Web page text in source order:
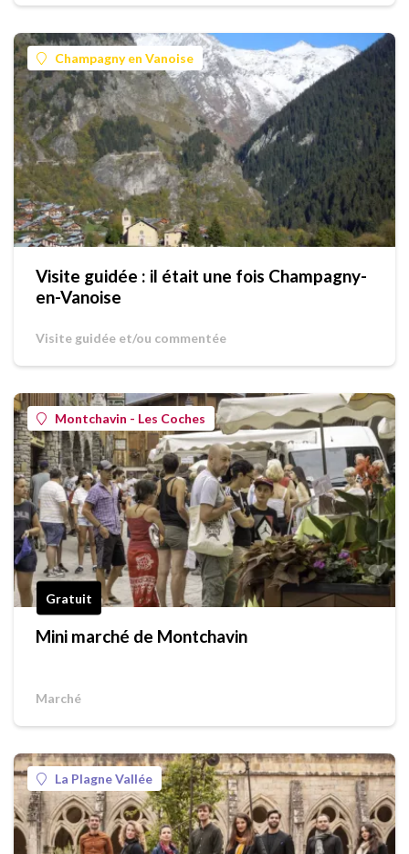
Champagny en Vanoise
Visite guidée : il était une fois Champagny-
en-Vanoise
Visite guidée et/ou commentée
Montchavin - Les Coches
Gratuit
Mini marché de Montchavin
Marché
La Plagne Vallée